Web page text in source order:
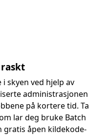
skyen ved hjelp av
administrasjonen
på kortere tid. Ta
lar deg bruke Batch
gratis åpen kildekode-